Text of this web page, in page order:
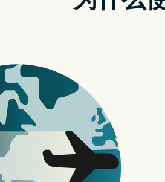
无缝连接，
透过我们的一键连线与智能分流
优化的网络保护与连接效率。
立即注册 了解更多